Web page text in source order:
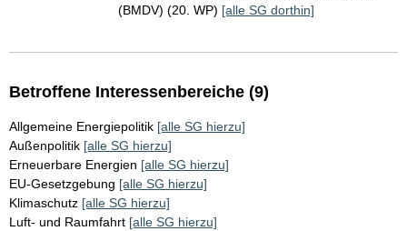
(BMDV) (20. WP) [alle SG dorthin]
Betroffene Interessenbereiche (9)
Allgemeine Energiepolitik [alle SG hierzu]
Außenpolitik [alle SG hierzu]
Erneuerbare Energien [alle SG hierzu]
EU-Gesetzgebung [alle SG hierzu]
Klimaschutz [alle SG hierzu]
Luft- und Raumfahrt [alle SG hierzu]